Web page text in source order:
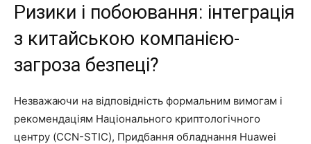
Ризики і побоювання: інтеграція
з китайською компанією-
загроза безпеці?
Незважаючи на відповідність формальним вимогам і
рекомендаціям Національного криптологічного
центру (CCN-STIC), Придбання обладнання Huawei